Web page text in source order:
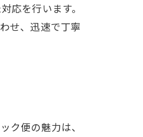
応を行います。
せ、迅速で丁寧
ク便の魅力は、